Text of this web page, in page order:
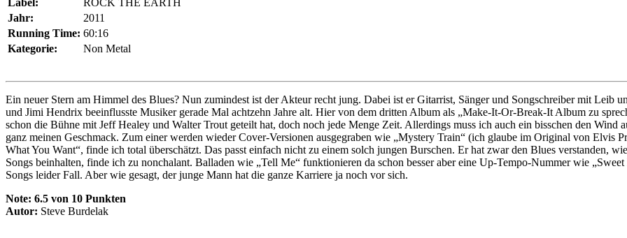
Jahr:
2011
Running Time: 60:16
Kategorie:
Non Metal
Ein neuer Stern am Himmel des Blues? Nun zumindest ist der Akteur recht jung. Dabei ist er Gitarrist, Sänger und Songschreiber mit
und Jimi Hendrix beeinflusste Musiker gerade Mal achtzehn Jahre alt. Hier von dem dritten Album als „Make-It-Or-Break-It Album zu
schon die Bühne mit Jeff Healey und Walter Trout geteilt hat, doch noch jede Menge Zeit. Allerdings muss ich auch ein bisschen den Wind
ganz meinen Geschmack. Zum einer werden wieder Cover-Versionen ausgegraben wie „Mystery Train“ (ich glaube im Original von Elvis
What You Want“, finde ich total überschätzt. Das passt einfach nicht zu einem solch jungen Burschen. Er hat zwar den Blues verstanden,
Songs beinhalten, finde ich zu nonchalant. Balladen wie „Tell Me“ funktionieren da schon besser aber eine Up-Tempo-Nummer wie
Songs leider Fall. Aber wie gesagt, der junge Mann hat die ganze Karriere ja noch vor sich.
Note: 6.5 von 10 Punkten
Autor: Steve Burdelak